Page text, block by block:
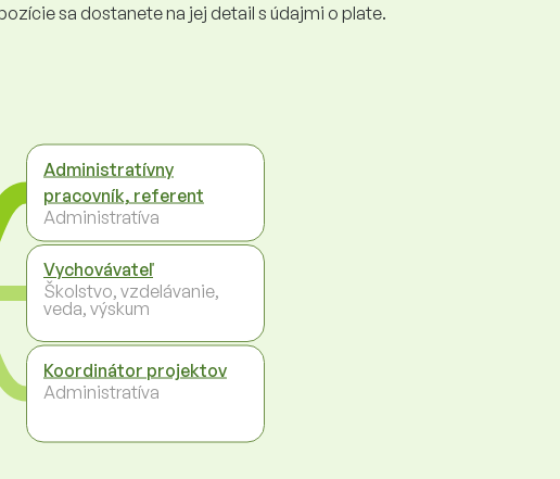
sa dostanete na jej detail s údajmi o plate.
Administratívny
pracovník, referent
Administratíva
Vychovávateľ
Školstvo, vzdelávanie,
veda, výskum
Koordinátor projektov
Administratíva